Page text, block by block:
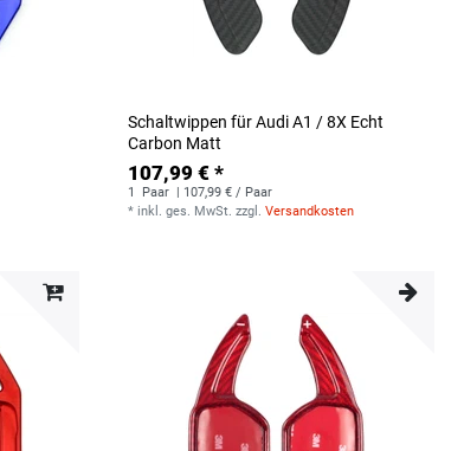
Schaltwippen für Audi A1 / 8X Echt
Carbon Matt
107,99 € *
1 Paar
| 107,99 € / Paar
* inkl. ges. MwSt. zzgl.Versandkosten